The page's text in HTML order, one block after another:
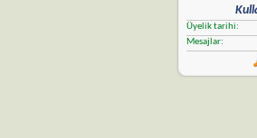
Üyelik tarihi
Mesajlar